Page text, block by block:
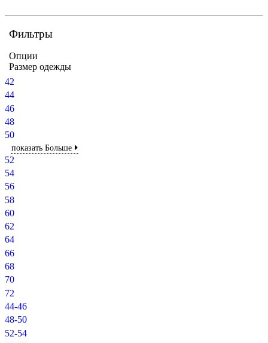
Фильтры
Опции
Размер одежды
42
44
46
48
50
показать Больше
52
54
56
58
60
62
64
66
68
70
72
44-46
48-50
52-54